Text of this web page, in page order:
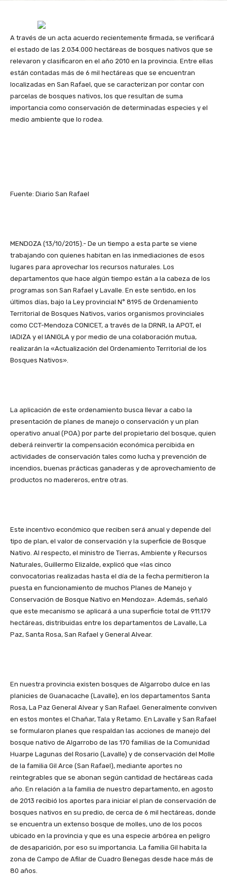
A través de un acta acuerdo recientemente firmada, se verificará
el estado de las 2.034.000 hectáreas de bosques nativos que se
relevaron y clasificaron en el año 2010 en la provincia. Entre ellas
están contadas más de 6 mil hectáreas que se encuentran
localizadas en San Rafael, que se caracterizan por contar con
parcelas de bosques nativos, los que resultan de suma
importancia como conservación de determinadas especies y el
medio ambiente que lo rodea.
Fuente: Diario San Rafael
MENDOZA (13/10/2015).- De un tiempo a esta parte se viene
trabajando con quienes habitan en las inmediaciones de esos
lugares para aprovechar los recursos naturales. Los
departamentos que hace algún tiempo están a la cabeza de los
programas son San Rafael y Lavalle. En este sentido, en los
últimos días, bajo la Ley provincial N° 8195 de Ordenamiento
Territorial de Bosques Nativos, varios organismos provinciales
como CCT-Mendoza CONICET, a través de la DRNR, la APOT, el
IADIZA y el IANIGLA y por medio de una colaboración mutua,
realizarán la «Actualización del Ordenamiento Territorial de los
Bosques Nativos».
La aplicación de este ordenamiento busca llevar a cabo la
presentación de planes de manejo o conservación y un plan
operativo anual (POA) por parte del propietario del bosque, quien
deberá reinvertir la compensación económica percibida en
actividades de conservación tales como lucha y prevención de
incendios, buenas prácticas ganaderas y de aprovechamiento de
productos no madereros, entre otras.
Este incentivo económico que reciben será anual y depende del
tipo de plan, el valor de conservación y la superficie de Bosque
Nativo. Al respecto, el ministro de Tierras, Ambiente y Recursos
Naturales, Guillermo Elizalde, explicó que «las cinco
convocatorias realizadas hasta el día de la fecha permitieron la
puesta en funcionamiento de muchos Planes de Manejo y
Conservación de Bosque Nativo en Mendoza». Además, señaló
que este mecanismo se aplicará a una superficie total de 911.179
hectáreas, distribuidas entre los departamentos de Lavalle, La
Paz, Santa Rosa, San Rafael y General Alvear.
En nuestra provincia existen bosques de Algarrobo dulce en las
planicies de Guanacache (Lavalle), en los departamentos Santa
Rosa, La Paz General Alvear y San Rafael. Generalmente conviven
en estos montes el Chañar, Tala y Retamo. En Lavalle y San Rafael
se formularon planes que respaldan las acciones de manejo del
bosque nativo de Algarrobo de las 170 familias de la Comunidad
Huarpe Lagunas del Rosario (Lavalle) y de conservación del Molle
de la familia Gil Arce (San Rafael), mediante aportes no
reintegrables que se abonan según cantidad de hectáreas cada
año. En relación a la familia de nuestro departamento, en agosto
de 2013 recibió los aportes para iniciar el plan de conservación de
bosques nativos en su predio, de cerca de 6 mil hectáreas, donde
se encuentra un extenso bosque de molles, uno de los pocos
ubicado en la provincia y que es una especie arbórea en peligro
de desaparición, por eso su importancia. La familia Gil habita la
zona de Campo de Afilar de Cuadro Benegas desde hace más de
80 años.